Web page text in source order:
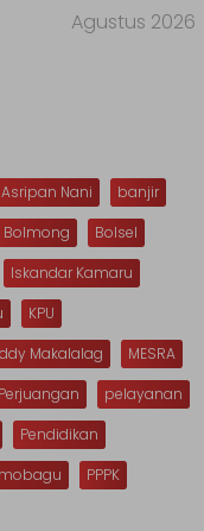
Agustus 2026
Asripan Nani
banjir
Bolmong
Bolsel
Iskandar Kamaru
KPU
Makalalag
MESRA
pelayanan
Pendidikan
PPPK